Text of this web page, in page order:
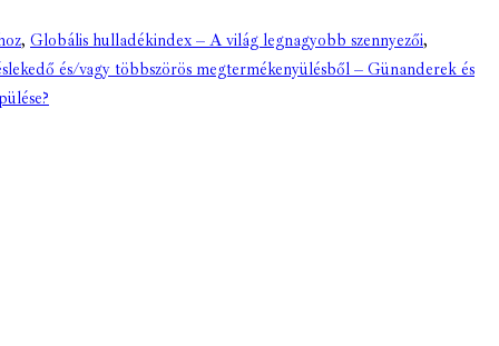
, Globális hulladékindex – A világ legnagyobb szennyezői,
és/vagy többszörös megtermékenyülésből – Günanderek és